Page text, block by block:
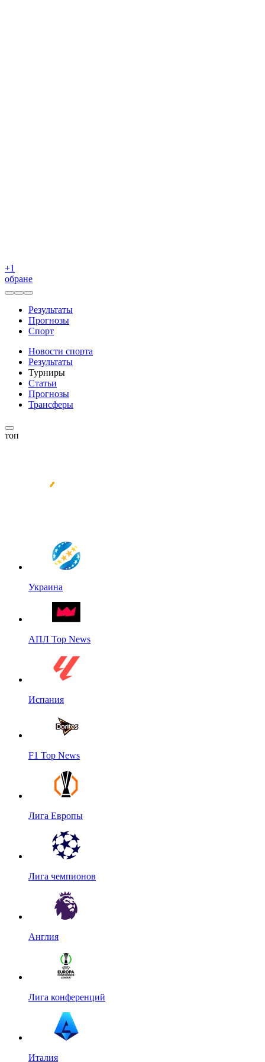
+1
обране
Результаты
Прогнозы
Спорт
Новости спорта
Результаты
Турниры
Статьи
Прогнозы
Трансферы
топ
Украина
АПЛ Top News
Испания
F1 Top News
Лига Европы
Лига чемпионов
Англия
Лига конференций
Италия